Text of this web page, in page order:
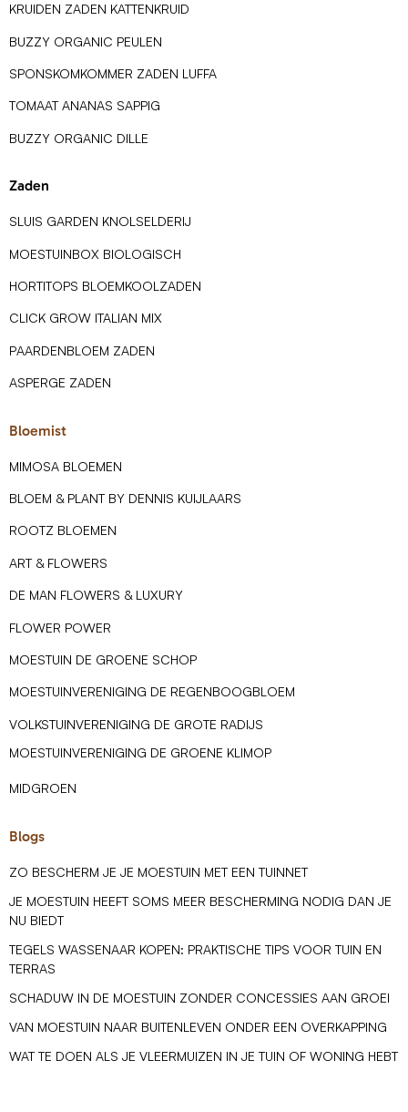
KRUIDEN ZADEN KATTENKRUID
BUZZY ORGANIC PEULEN
SPONSKOMKOMMER ZADEN LUFFA
TOMAAT ANANAS SAPPIG
BUZZY ORGANIC DILLE
Zaden
SLUIS GARDEN KNOLSELDERIJ
MOESTUINBOX BIOLOGISCH
HORTITOPS BLOEMKOOLZADEN
CLICK GROW ITALIAN MIX
PAARDENBLOEM ZADEN
ASPERGE ZADEN
Bloemist
MIMOSA BLOEMEN
BLOEM & PLANT BY DENNIS KUIJLAARS
ROOTZ BLOEMEN
ART & FLOWERS
DE MAN FLOWERS & LUXURY
FLOWER POWER
MOESTUIN DE GROENE SCHOP
MOESTUINVERENIGING DE REGENBOOGBLOEM
VOLKSTUINVERENIGING DE GROTE RADIJS
MOESTUINVERENIGING DE GROENE KLIMOP
MIDGROEN
Blogs
ZO BESCHERM JE JE MOESTUIN MET EEN TUINNET
JE MOESTUIN HEEFT SOMS MEER BESCHERMING NODIG DAN JE
NU BIEDT
TEGELS WASSENAAR KOPEN: PRAKTISCHE TIPS VOOR TUIN EN
TERRAS
SCHADUW IN DE MOESTUIN ZONDER CONCESSIES AAN GROEI
VAN MOESTUIN NAAR BUITENLEVEN ONDER EEN OVERKAPPING
WAT TE DOEN ALS JE VLEERMUIZEN IN JE TUIN OF WONING HEBT